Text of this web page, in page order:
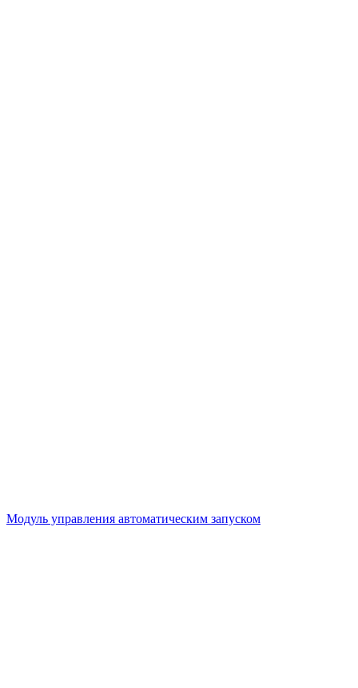
Модуль управления автоматическим запуском